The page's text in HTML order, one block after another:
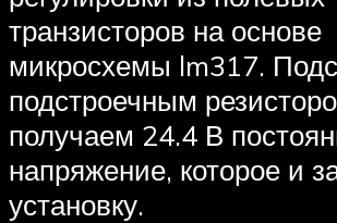
транзисторов на основе
микросхемы lm317.
подстроечным
получаем 24.4 В
напряжение, которое и
установку.